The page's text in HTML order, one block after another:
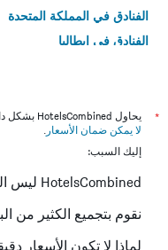
الفنادق في المملكة المتحدة
الفنادق في إيطاليا
*
يحاول HotelsCombined بشكل دائم الحصول على الأسعار الدقيقة، ولكن
لا يمكن ضمان الأسعار .
إليك السبب:
HotelsCombined ليس البائع
نقوم بتجميع الكثير من
لماذا لا تكون الأسعار دقيقة